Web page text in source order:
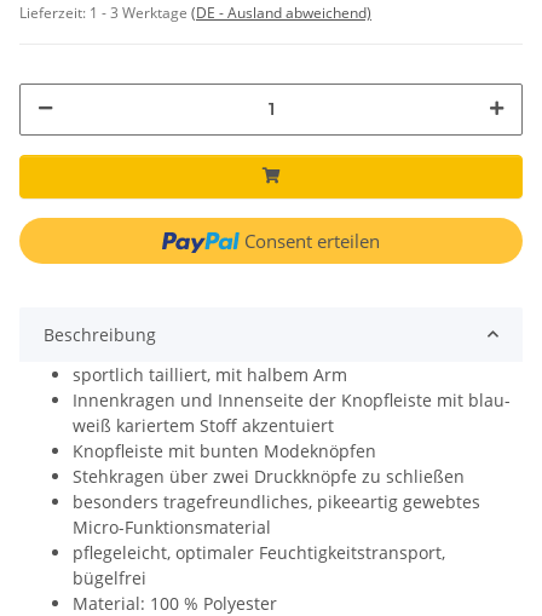
Lieferzeit: 1 - 3 Werktage (DE - Ausland abweichend)
Consent erteilen
Beschreibung
sportlich tailliert, mit halbem Arm
Innenkragen und Innenseite der Knopfleiste mit blau-
weiß kariertem Stoff akzentuiert
Knopfleiste mit bunten Modeknöpfen
Stehkragen über zwei Druckknöpfe zu schließen
besonders tragefreundliches, pikeeartig gewebtes
Micro-Funktionsmaterial
pflegeleicht, optimaler Feuchtigkeitstransport,
bügelfrei
Material: 100 % Polyester